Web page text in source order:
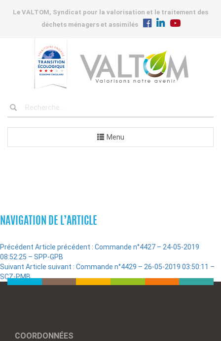
Le VALTOM, Syndicat pour la valorisation et le traitement des
déchets ménagers et assimilés
Menu
NAVIGATION DE L’ARTICLE
Précédent Article précédent : Commande n°4427 – 24-05-2019
08:52:25 – SPP-GPB
Suivant Article suivant : Commande n°4429 – 26-05-2019 03:50:11 –
SCZ-PMB
COORDONNÉES